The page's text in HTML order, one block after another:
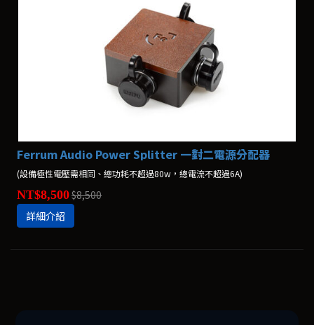
Ferrum Audio Power Splitter 一對二電源分配器
(設備極性電壓需相同、總功耗不超過80w，總電流不超過6A)
NT$8,500$8,500
詳細介紹